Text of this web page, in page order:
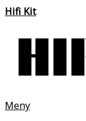
Hifi Kit
Meny